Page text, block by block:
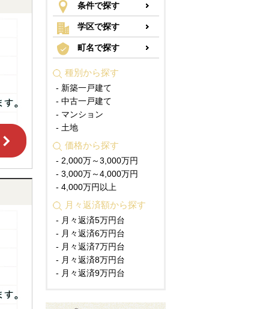
条件で探す
学区で探す
町名で探す
種別から探す
- 新築一戸建て
- 中古一戸建て
- マンション
- 土地
価格から探す
- 2,000万～3,000万円
- 3,000万～4,000万円
- 4,000万円以上
月々返済額から探す
- 月々返済5万円台
- 月々返済6万円台
- 月々返済7万円台
- 月々返済8万円台
- 月々返済9万円台